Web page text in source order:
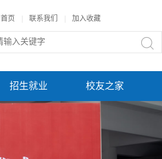
页 联系我们 加入收藏
招生就业 校友之家